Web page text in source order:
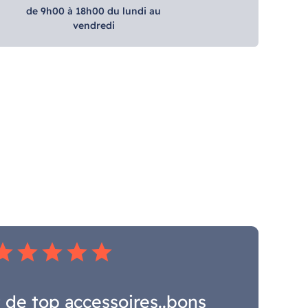
de 9h00 à 18h00 du lundi au
vendredi
starstarstarstar
top accessoires..bons